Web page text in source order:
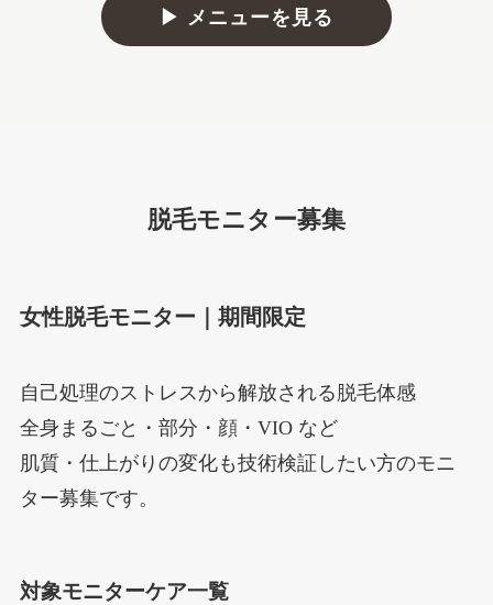
▶ メニューを見る
脱毛モニター募集
女性脱毛モニター｜期間限定
自己処理のストレスから解放される脱毛体感
全身まるごと・部分・顔・VIO など
肌質・仕上がりの変化も技術検証したい方のモニ
ター募集です。
対象モニターケア一覧